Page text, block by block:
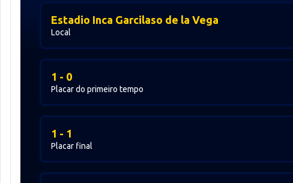
Local
Estadio Inca Garcilaso de la Vega
Placar do primeiro tempo
1 - 0
Placar final
1 - 1